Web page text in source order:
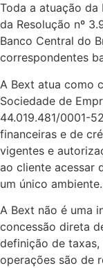
Toda a atuação
da Resolução nº
Banco Central do
correspondentes
A Bext atua como
Sociedade de
44.019.481/0001-
financeiras e de
vigentes e
ao cliente acessar
um único ambiente.
A Bext não é uma
concessão direta
definição de
operações são de